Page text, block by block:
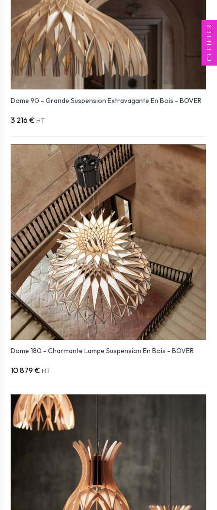
Dome 90 - Grande Suspension Extravagante En Bois - BOVER
3 216 € HT
Dome 180 - Charmante Lampe Suspension En Bois - BOVER
10 879 € HT
FILTER